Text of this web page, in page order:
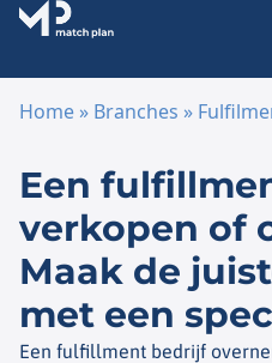
Home » Branches »
Een
verkopen of
Maak de
met een
Een fulfillment bedrijf